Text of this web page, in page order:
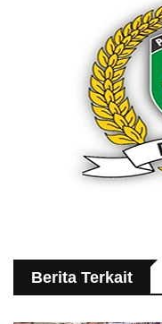
Berita Terkait